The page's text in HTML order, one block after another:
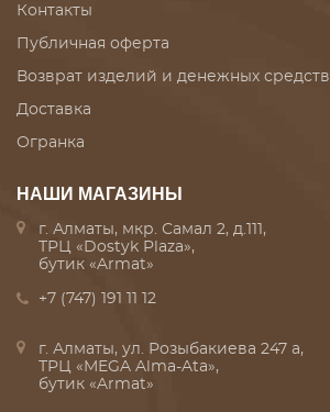
Контакты
Публичная оферта
Возврат изделий и денежных средств
Доставка
Огранка
НАШИ МАГАЗИНЫ
г. Алматы, мкр. Самал 2, д.111,
ТРЦ «Dostyk Plaza»,
бутик «Armat»
+7 (747) 191 11 12
г. Алматы, ул. Розыбакиева 247 а,
ТРЦ «MEGA Alma-Ata»,
бутик «Armat»